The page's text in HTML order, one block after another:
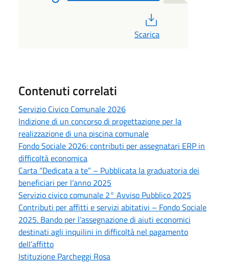
Scarica
Contenuti correlati
Servizio Civico Comunale 2026
Indizione di un concorso di progettazione per la
realizzazione di una piscina comunale
Fondo Sociale 2026: contributi per assegnatari ERP in
difficoltà economica
Carta “Dedicata a te” – Pubblicata la graduatoria dei
beneficiari per l’anno 2025
Servizio civico comunale 2° Avviso Pubblico 2025
Contributi per affitti e servizi abitativi – Fondo Sociale
2025. Bando per l'assegnazione di aiuti economici
destinati agli inquilini in difficoltà nel pagamento
dell’affitto
Istituzione Parcheggi Rosa